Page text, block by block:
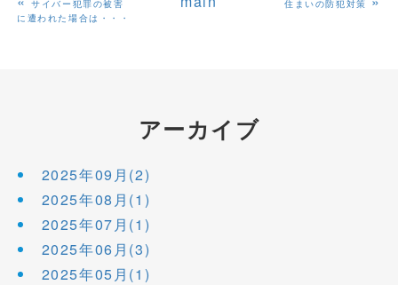
サイバー犯罪の被害
に遭われた場合は・・・
住まいの防犯対策
アーカイブ
2025年09月(2)
2025年08月(1)
2025年07月(1)
2025年06月(3)
2025年05月(1)